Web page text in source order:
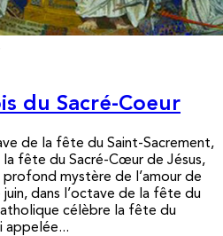
du Sacré-Coeur
de la fête du Saint-Sacrement,
la fête du Sacré-Cœur de Jésus,
mystère de l’amour de
dans l’octave de la fête du
célèbre la fête du
appelée...